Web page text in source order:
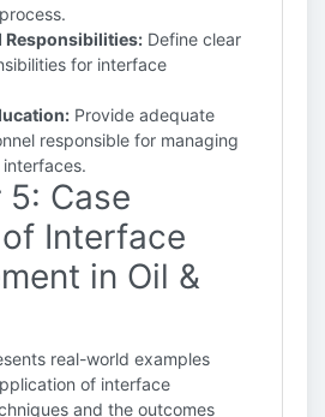
Responsibilities: Define clear
for interface
Provide adequate
responsible for managing
Case
Interface
in Oil &
real-world examples
of interface
and the outcomes